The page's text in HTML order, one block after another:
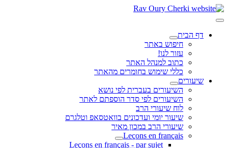
דף הבית
חיפוש באתר
עזור לנו!
כתוב למנהל האתר
כללי שימוש בחומרים מהאתר
שיעורים
השיעורים בעברית לפי נושא
השיעורים לפי סדר הוספתם לאתר
לוח שיעורי הרב
שיעור יומי ועדכונים בוואטסאפ וטלגרם
שיעורי הרב במכון מאיר
Leçons en français
Leçons en français - par sujet